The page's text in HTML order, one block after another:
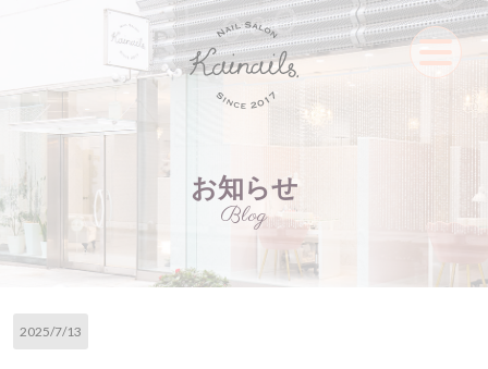
お知らせ
Blog
2025/7/13